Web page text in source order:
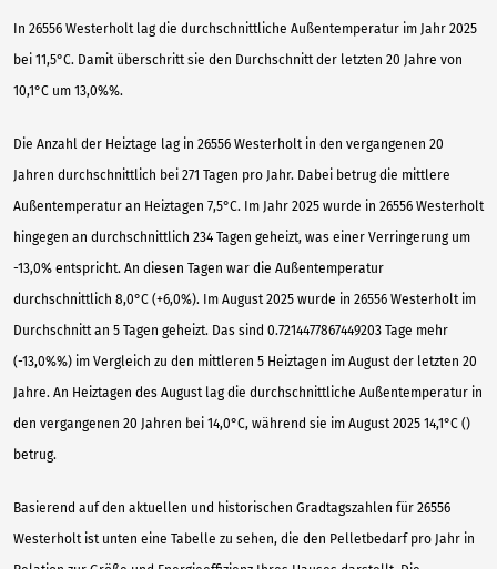
In 26556 Westerholt lag die durchschnittliche Außentemperatur im Jahr 2025
bei 11,5°C. Damit überschritt sie den Durchschnitt der letzten 20 Jahre von
10,1°C um 13,0%%.
Die Anzahl der Heiztage lag in 26556 Westerholt in den vergangenen 20
Jahren durchschnittlich bei 271 Tagen pro Jahr. Dabei betrug die mittlere
Außentemperatur an Heiztagen 7,5°C. Im Jahr 2025 wurde in 26556 Westerholt
hingegen an durchschnittlich 234 Tagen geheizt, was einer Verringerung um
-13,0% entspricht. An diesen Tagen war die Außentemperatur
durchschnittlich 8,0°C (+6,0%). Im August 2025 wurde in 26556 Westerholt im
Durchschnitt an 5 Tagen geheizt. Das sind 0.7214477867449203 Tage mehr
(-13,0%%) im Vergleich zu den mittleren 5 Heiztagen im August der letzten 20
Jahre. An Heiztagen des August lag die durchschnittliche Außentemperatur in
den vergangenen 20 Jahren bei 14,0°C, während sie im August 2025 14,1°C ()
betrug.
Basierend auf den aktuellen und historischen Gradtagszahlen für 26556
Westerholt ist unten eine Tabelle zu sehen, die den Pelletbedarf pro Jahr in